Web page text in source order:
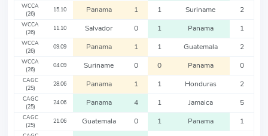
WCCA
(26)
15.10 Panama 1 1 Suriname 2
WCCA
(26)
11.10 Salvador 0 1 Panama 1
WCCA
(26)
09.09 Panama 1 1 Guatemala 2
WCCA
(26)
04.09 Suriname 0 0 Panama 0
CAGC
(25)
28.06 Panama 1 1 Honduras 2
CAGC
(25)
24.06 Panama 4 1 Jamaica 5
CAGC
(25)
21.06 Guatemala 0 1 Panama 1